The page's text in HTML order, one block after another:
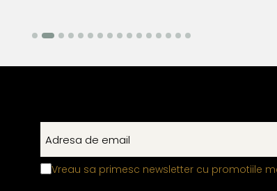
Vreau sa primesc newsletter cu promotiile